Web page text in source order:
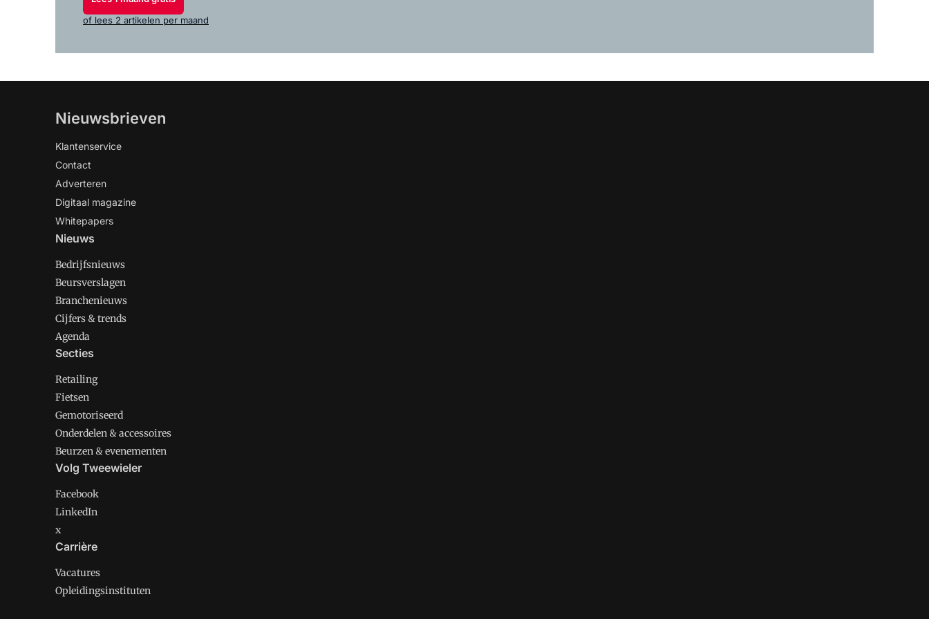
of lees 2 artikelen per maand
Nieuwsbrieven
Klantenservice
Contact
Adverteren
Digitaal magazine
Whitepapers
Nieuws
Bedrijfsnieuws
Beursverslagen
Branchenieuws
Cijfers & trends
Agenda
Secties
Retailing
Fietsen
Gemotoriseerd
Onderdelen & accessoires
Beurzen & evenementen
Volg Tweewieler
Facebook
LinkedIn
x
Carrière
Vacatures
Opleidingsinstituten